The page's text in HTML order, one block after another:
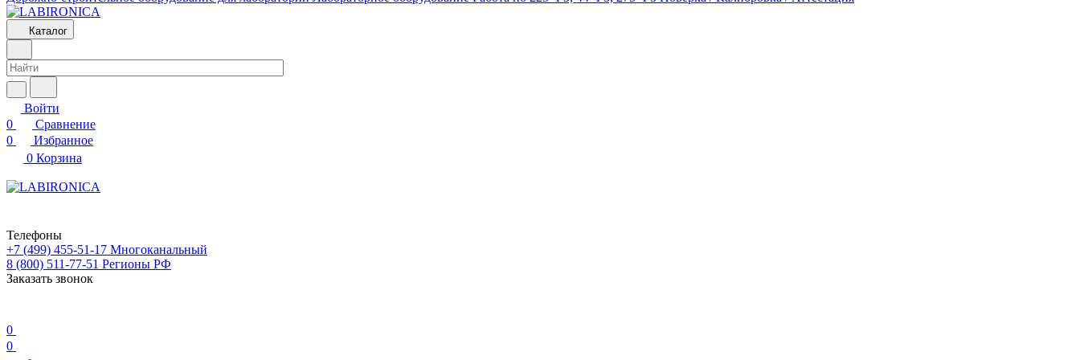
Каталог
Войти
0
Сравнение
0
Избранное
0 Корзина
Телефоны
+7 (499) 455-51-17 Многоканальный
8 (800) 511-77-51 Регионы РФ
Заказать звонок
0
0